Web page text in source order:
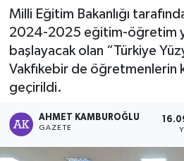
Milli Eğitim Bakanlığı
2024-2025 eğitim-öğretim
başlayacak olan “Türkiye
Vakfıkebir de öğretmenlerin
geçirildi.
AHMET KAMBUROĞLU
GAZETE